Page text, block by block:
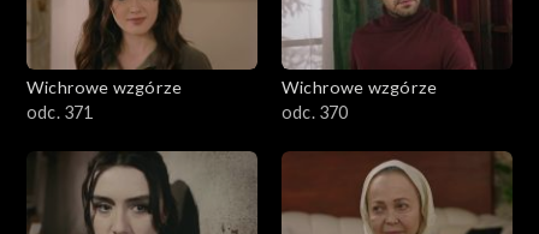
Wichrowe wzgórze
odc. 371
Wichrowe wzgórze
odc. 370